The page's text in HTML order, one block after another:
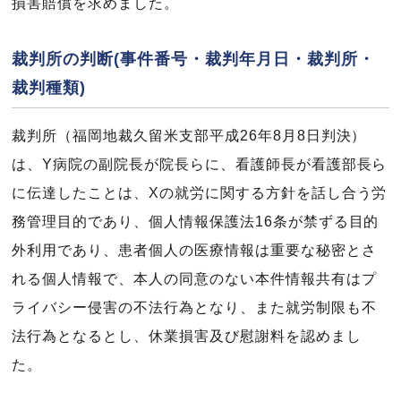
損害賠償を求めました。
裁判所の判断(事件番号・裁判年月日・裁判所・
裁判種類)
裁判所（福岡地裁久留米支部平成26年8月8日判決）
は、Y病院の副院長が院長らに、看護師長が看護部長ら
に伝達したことは、Xの就労に関する方針を話し合う労
務管理目的であり、個人情報保護法16条が禁ずる目的
外利用であり、患者個人の医療情報は重要な秘密とさ
れる個人情報で、本人の同意のない本件情報共有はプ
ライバシー侵害の不法行為となり、また就労制限も不
法行為となるとし、休業損害及び慰謝料を認めまし
た。